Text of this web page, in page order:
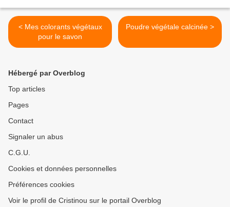
< Mes colorants végétaux
pour le savon
Poudre végétale calcinée >
Hébergé par Overblog
Top articles
Pages
Contact
Signaler un abus
C.G.U.
Cookies et données personnelles
Préférences cookies
Voir le profil de Cristinou sur le portail Overblog